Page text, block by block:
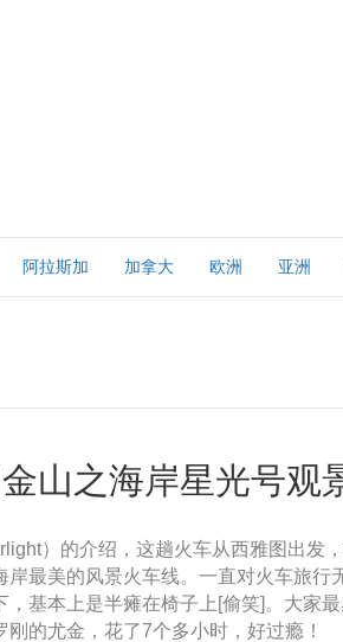
阿拉斯加 加拿大 欧洲 亚洲
山之海岸星光号观
）的介绍，这趟火车从西雅图出发
最美的风景火车线。一直对火车旅
基本上是半瘫在椅子上[偷笑]。大家
的尤金，花了7个多小时，好过瘾！